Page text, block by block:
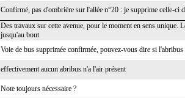
Confirmé, pas d'ombrière sur l'allée n°20 : je supprime celle-ci
Des travaux sur cette avenue, pour le moment en sens unique.
jusqu'au bout
Voie de bus supprimée confirmée, pouvez-vous dire si l'abribus
effectivement aucun abribus n'a l'air présent
Note toujours nécessaire ?